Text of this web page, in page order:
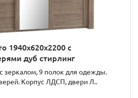
1940x620x2200 с
дуб стирлинг
зеркалом, 9 полок для одежды.
Корпус ЛДСП, двери Л..